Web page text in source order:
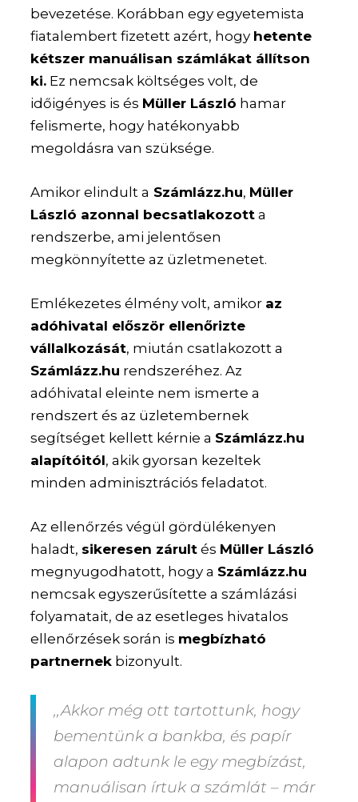
bevezetése. Korábban egy egyetemista
fiatalembert fizetett azért, hogy hetente
kétszer manuálisan számlákat állítson
ki. Ez nemcsak költséges volt, de
időigényes is és Müller László hamar
felismerte, hogy hatékonyabb
megoldásra van szüksége.
Amikor elindult a Számlázz.hu, Müller
László azonnal becsatlakozott a
rendszerbe, ami jelentősen
megkönnyítette az üzletmenetet.
Emlékezetes élmény volt, amikor az
adóhivatal először ellenőrizte
vállalkozását, miután csatlakozott a
Számlázz.hu rendszeréhez. Az
adóhivatal eleinte nem ismerte a
rendszert és az üzletembernek
segítséget kellett kérnie a Számlázz.hu
alapítóitól, akik gyorsan kezeltek
minden adminisztrációs feladatot.
Az ellenőrzés végül gördülékenyen
haladt, sikeresen zárult és Müller László
megnyugodhatott, hogy a Számlázz.hu
nemcsak egyszerűsítette a számlázási
folyamatait, de az esetleges hivatalos
ellenőrzések során is megbízható
partnernek bizonyult.
,,Akkor még ott tartottunk, hogy
bementünk a bankba, és papír
alapon adtunk le egy megbízást,
manuálisan írtuk a számlát – már